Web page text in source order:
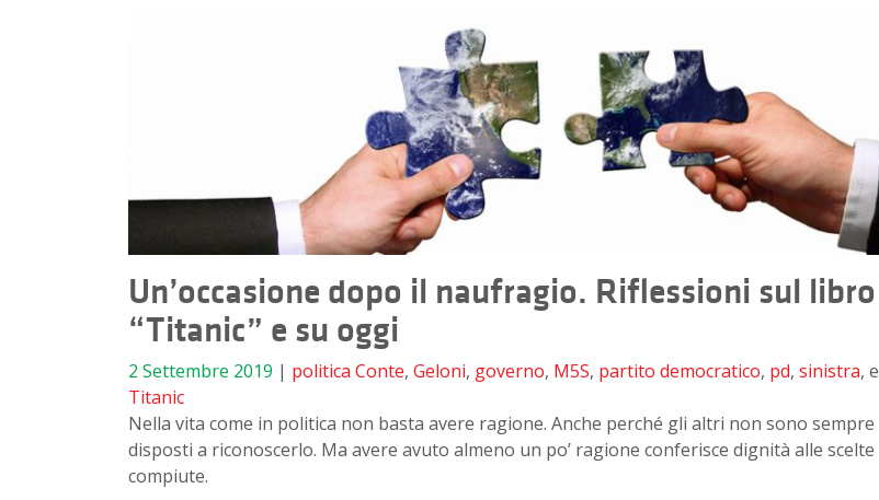
Un’occasione dopo il naufragio. Riflessioni sul libro
“Titanic” e su oggi
2 Settembre 2019 | politica Conte, Geloni, governo, M5S, partito democratico, pd, sinistra, e
Titanic
Nella vita come in politica non basta avere ragione. Anche perché gli altri non sono sempre
disposti a riconoscerlo. Ma avere avuto almeno un po’ ragione conferisce dignità alle scelte
compiute.